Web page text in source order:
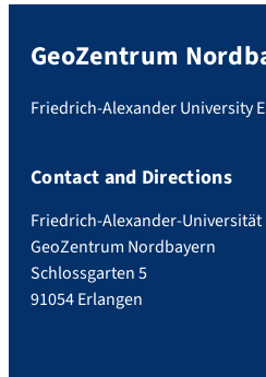
GeoZentrum
Friedrich-Alexander University
Contact and Directions
Friedrich-Alexander-Universität
GeoZentrum Nordbayern
Schlossgarten 5
91054 Erlangen